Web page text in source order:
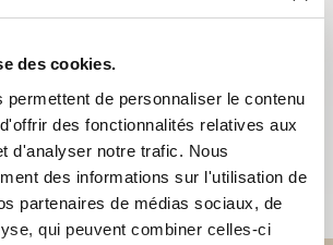
des cookies.
permettent de personnaliser le contenu
des fonctionnalités relatives aux
d'analyser notre trafic. Nous
des informations sur l'utilisation de
partenaires de médias sociaux, de
qui peuvent combiner celles-ci